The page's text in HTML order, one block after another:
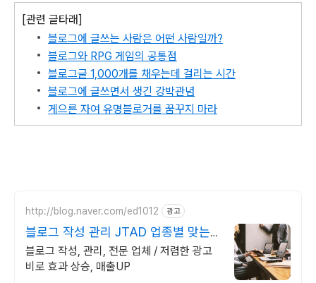
[관련 글타래]
블로그에 글쓰는 사람은 어떤 사람일까?
블로그와 RPG 게임의 공통점
블로그글 1,000개를 채우는데 걸리는 시간
블로그에 글쓰면서 생긴 강박관념
게으른 자여 유명블로거를 꿈꾸지 마라
http://blog.naver.com/ed1012 광고
블로그 작성 관리 JTAD 업종별 맞는
블로그 광고진행
블로그 작성, 관리, 전문 업체 / 저렴한 광고
비로 효과 상승, 매출UP